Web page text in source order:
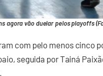
agora vão duelar pelos playoffs
com pelo menos cinco
seguida por Tainá